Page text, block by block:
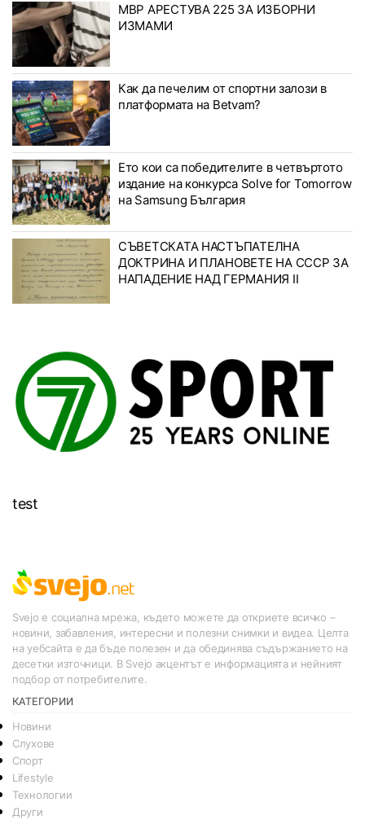
МВР АРЕСТУВА 225 ЗА ИЗБОРНИ
ИЗМАМИ
Как да печелим от спортни залози в
платформата на Betvam?
Ето кои са победителите в четвъртото
издание на конкурса Solve for Tomorrow
на Samsung България
СЪВЕТСКАТА НАСТЪПАТЕЛНА
ДОКТРИНА И ПЛАНОВЕТЕ НА СССР ЗА
НАПАДЕНИЕ НАД ГЕРМАНИЯ II
test
Svejo е социална мрежа, където можете да откриете всичко –
новини, забавления, интересни и полезни снимки и видеа. Целта
на уебсайта е да бъде полезен и да обединява съдържанието на
десетки източници. В Svejo акцентът е информацията и нейният
подбор от потребителите.
КАТЕГОРИИ
Новини
Слухове
Спорт
Lifestyle
Технологии
Други